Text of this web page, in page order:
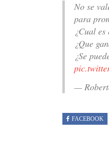
No se
para
¿Cual
¿Que
¿Se
—
FACEBOOK